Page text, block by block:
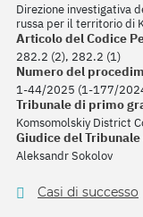
Direzione investigativa
russa per il territorio di
Articolo del Codice
282.2 (2), 282.2 (1)
Numero del
1-44/2025 (1-177/
Tribunale di primo
Komsomolskiy District
Giudice del
Aleksandr Sokolov
Casi di successo